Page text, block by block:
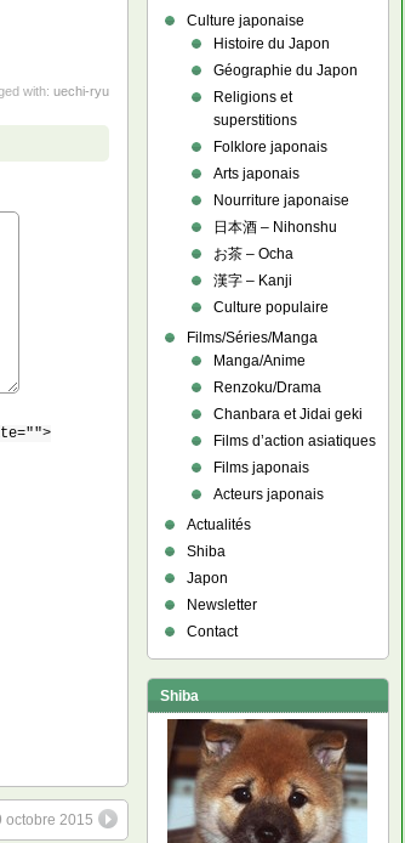
with: uechi-ryu
octobre 2015
Culture japonaise
Histoire du Japon
Géographie du Japon
Religions et
superstitions
Folklore japonais
Arts japonais
Nourriture japonaise
日本酒 – Nihonshu
お茶 – Ocha
漢字 – Kanji
Culture populaire
Films/Séries/Manga
Manga/Anime
Renzoku/Drama
Chanbara et Jidai geki
Films d’action asiatiques
Films japonais
Acteurs japonais
Actualités
Shiba
Japon
Newsletter
Contact
Shiba